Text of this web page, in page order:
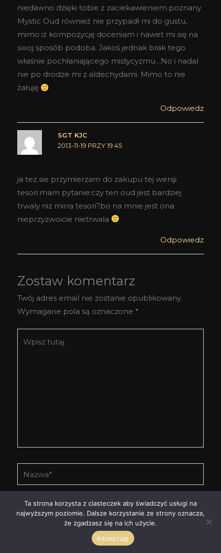
niedawno dzięki tobie z zaciekawieniem poznany
Mystic Oud również nie przypadł mi do gustu,
mimo iż kompozycję doceniam i nawet mi się na
swoj sposób podoba. Jakoś jednak brak tego
właśnie pochłaniającego mistycyzmu…No i nadal
nie po drodze mi z aldechydami. Mimo to nie
żałuję
Odpowiedz
SGT KJC
2013-11-19 PRZY 19:45
ja tez sie przymierzam do zakupu tej wersji
tesori.mam pytanie:czy ten oud jest bardziej
trwaly niz mirra tesori?bo na mnie jest ona
nieprzyzwoicie nietrwala
Odpowiedz
Zostaw komentarz
Twój adres email nie zostanie opublikowany.
Wymagane pola są oznaczone *
tutaj..
Nazwa*
E-
mail*
Ta strona korzysta z ciasteczek aby świadczyć usługi na
najwyższym poziomie. Dalsze korzystanie ze strony oznacza,
że zgadzasz się na ich użycie.
Akceptuję